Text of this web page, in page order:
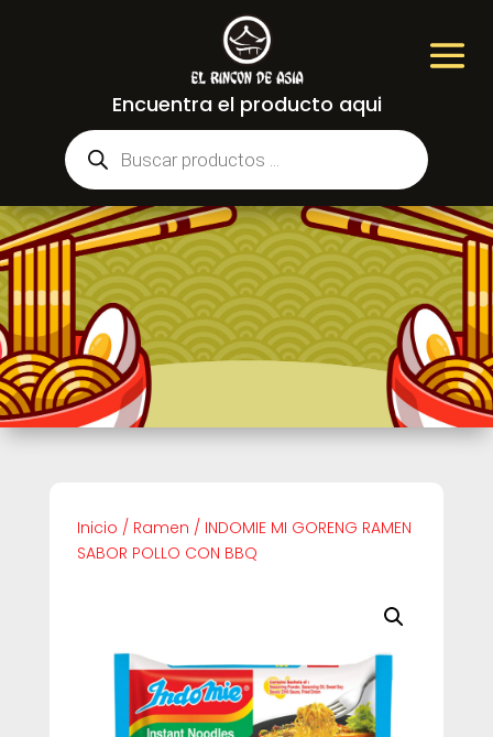
Encuentra el producto aqui
Búsqueda
de
productos
Inicio / Ramen / INDOMIE MI GORENG RAMEN
SABOR POLLO CON BBQ